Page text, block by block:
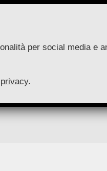
per social media e
.